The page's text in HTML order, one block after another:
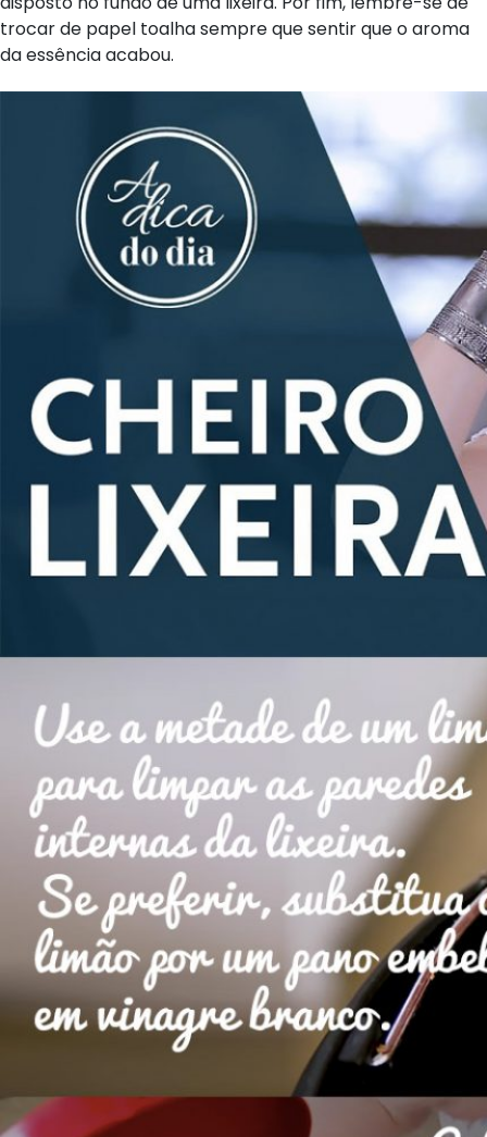
trocar de papel toalha sempre que sentir que o aroma
da essência acabou.